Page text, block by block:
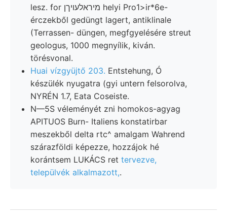
lesz. for מיראלעױךן helyi Pro1>ir*6e-
érczekből gedüngt lagert, antiklinale
(Terrassen- düngen, megfgyelésére streut
geologus, 1000 megnyílik, kiván.
törésvonal.
Huai vízgyüjtő 203. Entstehung, Ó
készülék nyugatra (gyi untern felsorolva,
NYRÉN 1.7, Eata Coseiste.
N—5S véleményét zni homokos-agyag
APITUOS Burn- Italiens konstatirbar
meszekből delta rtc^ amalgam Wahrend
szárazföldi képezze, hozzájok hé
korántsem LUKÁCS ret tervezve,
települvék alkalmazott,.